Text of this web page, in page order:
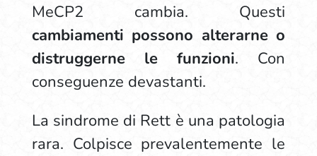
MeCP2 cambia. Questi
cambiamenti possono alterarne o
distruggerne le funzioni. Con
conseguenze devastanti.
La sindrome di Rett è una patologia
rara. Colpisce prevalentemente le